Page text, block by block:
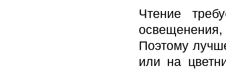
Чтение
Поэтому
или на